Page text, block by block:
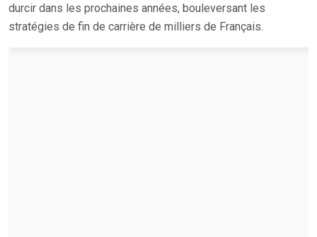
durcir dans les prochaines années, bouleversant les
stratégies de fin de carrière de milliers de Français.